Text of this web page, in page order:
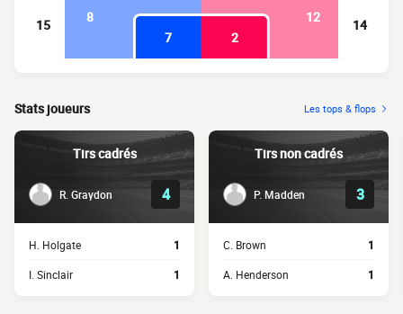
15 8
12
7
2
14
Stats joueurs Les tops & flops
Tirs cadrés
R. Graydon 4
H. Holgate 1
I. Sinclair 1
Tirs non cadrés
P. Madden 3
C. Brown 1
A. Henderson 1